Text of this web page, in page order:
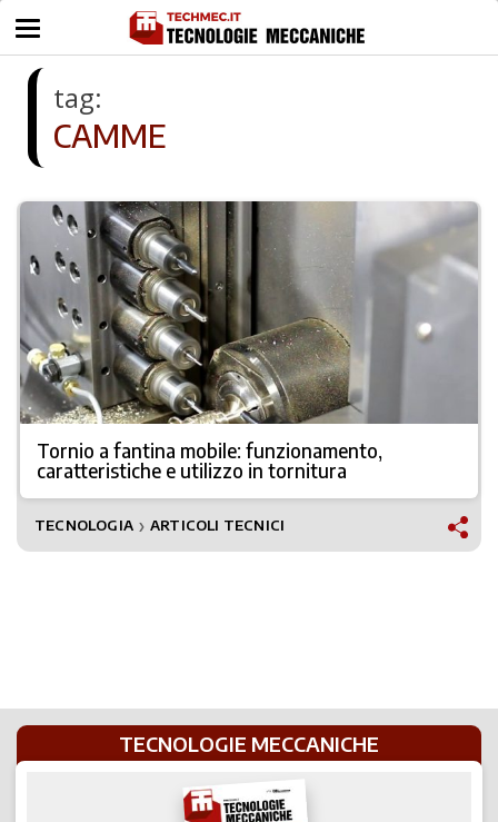
tag:
CAMME
Tornio a fantina mobile: funzionamento,
caratteristiche e utilizzo in tornitura
TECNOLOGIA ❯ ARTICOLI TECNICI
TECNOLOGIE MECCANICHE